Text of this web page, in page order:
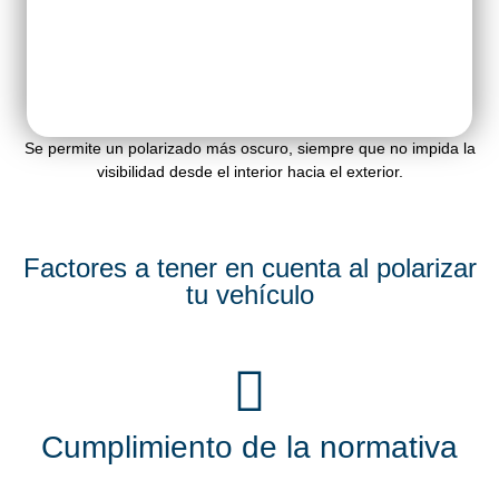
Se permite un polarizado más oscuro, siempre que no impida la
visibilidad desde el interior hacia el exterior.
Factores a tener en cuenta al polarizar
tu vehículo
Cumplimiento de la normativa